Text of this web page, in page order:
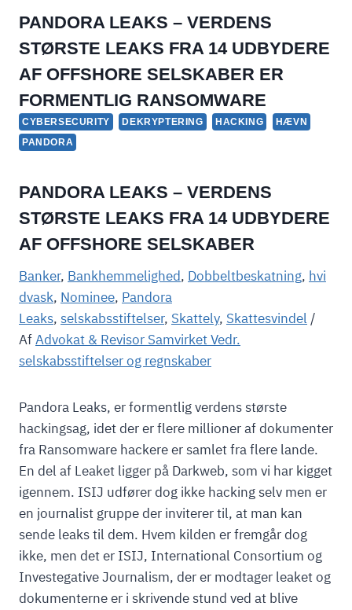
PANDORA LEAKS – VERDENS
STØRSTE LEAKS FRA 14 UDBYDERE
AF OFFSHORE SELSKABER ER
FORMENTLIG RANSOMWARE
CYBERSECURITY DEKRYPTERING HACKING
HÆVN
PANDORA
PANDORA LEAKS – VERDENS
STØRSTE LEAKS FRA 14 UDBYDERE
AF OFFSHORE SELSKABER
Banker, Bankhemmelighed, Dobbeltbeskatning, hvi
dvask, Nominee, Pandora
Leaks, selskabsstiftelser, Skattely, Skattesvindel /
AfAdvokat & Revisor Samvirket Vedr.
selskabsstiftelser og regnskaber
Pandora Leaks, er formentlig verdens største
hackingsag, idet der er flere millioner af dokumenter
fra Ransomware hackere er samlet fra flere lande.
En del af Leaket ligger på Darkweb, som vi har kigget
igennem. ISIJ udfører dog ikke hacking selv men er
en journalist gruppe der inviterer til, at man kan
sende leaks til dem. Hvem kilden er fremgår dog
ikke, men det er ISIJ, International Consortium og
Investegative Journalism, der er modtager leaket og
dokumenterne er i skrivende stund ved at blive